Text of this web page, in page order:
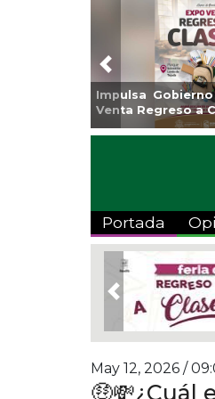
Invita Ayuntamiento de
a Temporada de Artes
Previous
Portada
Previous
May 12, 2026 /
🤑💸¿Cuál